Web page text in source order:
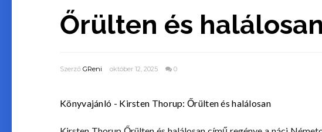
Őrülten ​és halálosan
Szerző GReni október 12, 2025 0
Könyvajánló - Kirsten Thorup: Őrülten ​és halálosan